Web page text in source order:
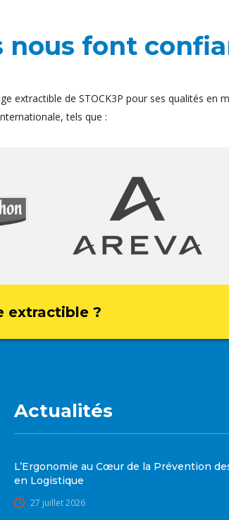
nous font
extractible de STOCK3P pour ses qualités en
tels que :
extractible ?
Actualités
L’Ergonomie au Cœur de la Prévention
en Logistique
27 juillet 2026